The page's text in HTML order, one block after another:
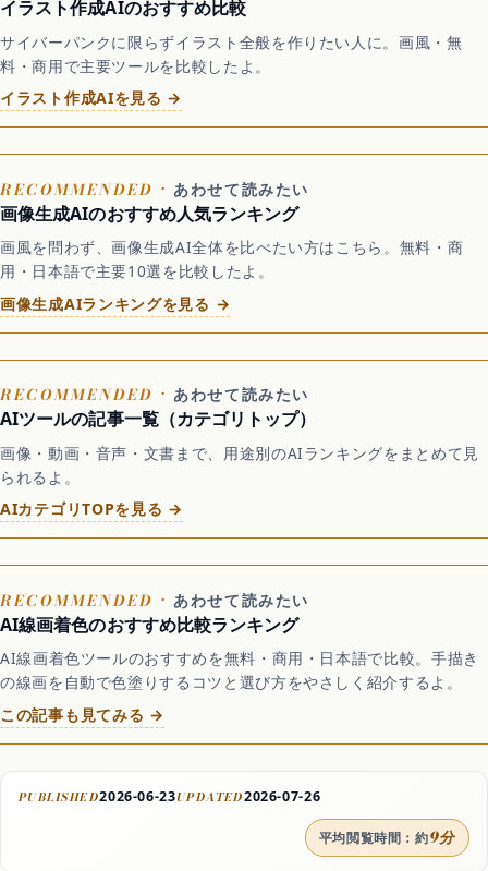
イラスト作成AIのおすすめ比較
サイバーパンクに限らずイラスト全般を作りたい人に。画風・無
料・商用で主要ツールを比較したよ。
イラスト作成AIを見る →
あわせて読みたい
画像生成AIのおすすめ人気ランキング
画風を問わず、画像生成AI全体を比べたい方はこちら。無料・商
用・日本語で主要10選を比較したよ。
画像生成AIランキングを見る →
あわせて読みたい
AIツールの記事一覧（カテゴリトップ）
画像・動画・音声・文書まで、用途別のAIランキングをまとめて見
られるよ。
AIカテゴリTOPを見る →
あわせて読みたい
AI線画着色のおすすめ比較ランキング
AI線画着色ツールのおすすめを無料・商用・日本語で比較。手描き
の線画を自動で色塗りするコツと選び方をやさしく紹介するよ。
この記事も見てみる →
PUBLISHED2026-06-23UPDATED2026-07-26
平均閲覧時間：約9分